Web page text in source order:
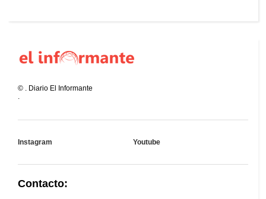
© . Diario El Informante
.
Instagram Youtube
Contacto: